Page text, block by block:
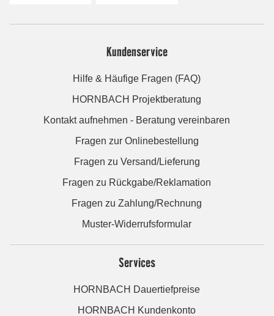
Kundenservice
Hilfe & Häufige Fragen (FAQ)
HORNBACH Projektberatung
Kontakt aufnehmen - Beratung vereinbaren
Fragen zur Onlinebestellung
Fragen zu Versand/Lieferung
Fragen zu Rückgabe/Reklamation
Fragen zu Zahlung/Rechnung
Muster-Widerrufsformular
Services
HORNBACH Dauertiefpreise
HORNBACH Kundenkonto